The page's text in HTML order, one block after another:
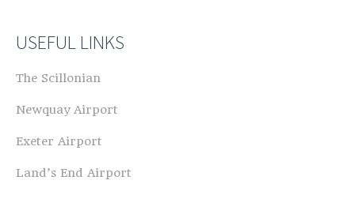
USEFUL LINKS
The Scillonian
Newquay Airport
Exeter Airport
Land’s End Airport